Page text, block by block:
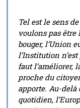
Tel est le sens
voulons pas être
bouger, l’Union
l’Institution
faut l’améliorer,
proche du
apporte. Au-delà
quotidien,